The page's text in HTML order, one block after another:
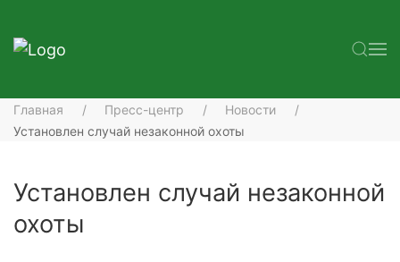
Главная Пресс-центр
Новости
Установлен случай незаконной охоты
Установлен случай незаконной
охоты